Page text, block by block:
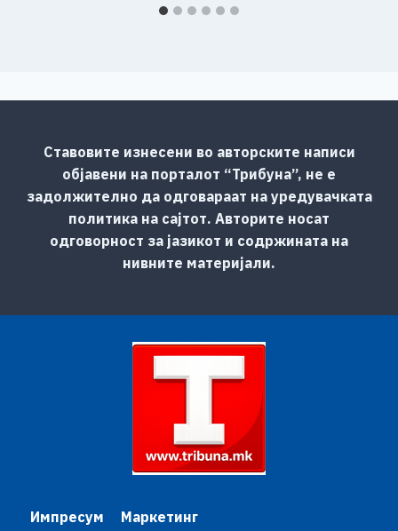
Ставовите изнесени во авторските написи
објавени на порталот “Трибуна”, не е
задолжително да одговараат на уредувачката
политика на сајтот. Авторите носат
одговорност за јазикот и содржината на
нивните материјали.
Импресум Маркетинг